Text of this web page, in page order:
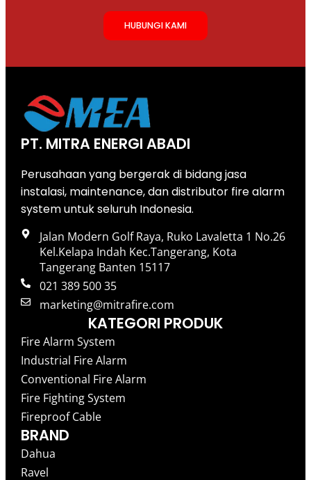
HUBUNGI KAMI
PT. MITRA ENERGI ABADI
Perusahaan yang bergerak di bidang jasa
instalasi, maintenance, dan distributor fire alarm
system untuk seluruh Indonesia.
Jalan Modern Golf Raya, Ruko Lavaletta 1 No.26
Kel.Kelapa Indah Kec.Tangerang, Kota
Tangerang Banten 15117
021 389 500 35
marketing@mitrafire.com
KATEGORI PRODUK
Fire Alarm System
Industrial Fire Alarm
Conventional Fire Alarm
Fire Fighting System
Fireproof Cable
BRAND
Dahua
Ravel